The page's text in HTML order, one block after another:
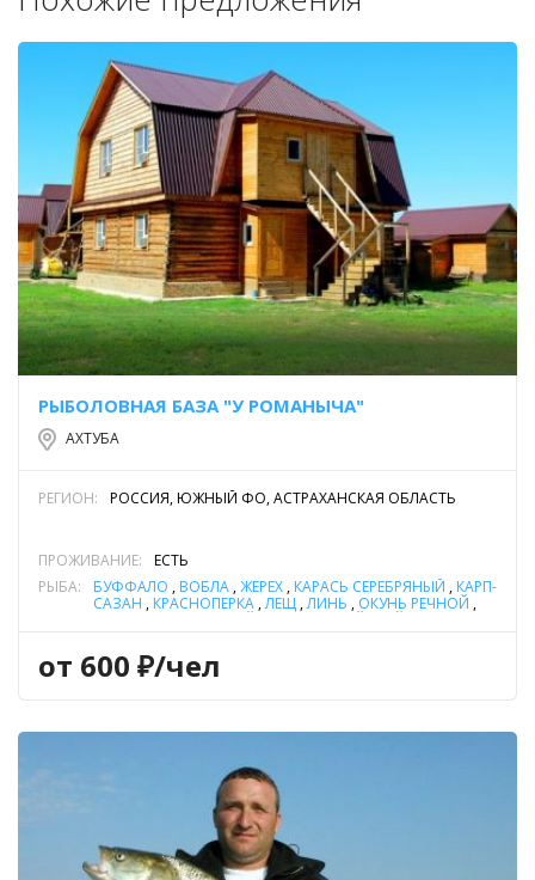
РЫБОЛОВНАЯ БАЗА "У РОМАНЫЧА"
АХТУБА
РЕГИОН: РОССИЯ, ЮЖНЫЙ ФО, АСТРАХАНСКАЯ ОБЛАСТЬ
ПРОЖИВАНИЕ:
ЕСТЬ
РЫБА:
БУФФАЛО , ВОБЛА ,ЖЕРЕХ , КАРАСЬ СЕРЕБРЯНЫЙ , КАРП-
САЗАН , КРАСНОПЕРКА ,ЛЕЩ ,ЛИНЬ , ОКУНЬ РЕЧНОЙ ,
от 600 ₽/чел